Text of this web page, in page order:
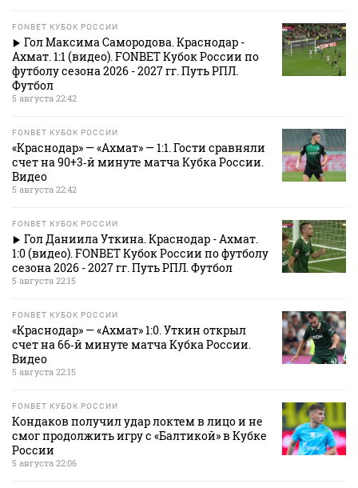
FONBET КУБОК РОССИИ
Гол Максима Самородова. Краснодар -
Ахмат. 1:1 (видео). FONBET Кубок России по
футболу сезона 2026 - 2027 гг. Путь РПЛ.
Футбол
5 августа 22:42
FONBET КУБОК РОССИИ
«Краснодар» — «Ахмат» — 1:1. Гости сравняли
счет на 90+3‑й минуте матча Кубка России.
Видео
5 августа 22:42
FONBET КУБОК РОССИИ
Гол Даниила Уткина. Краснодар - Ахмат.
1:0 (видео). FONBET Кубок России по футболу
сезона 2026 - 2027 гг. Путь РПЛ. Футбол
5 августа 22:15
FONBET КУБОК РОССИИ
«Краснодар» — «Ахмат» 1:0. Уткин открыл
счет на 66‑й минуте матча Кубка России.
Видео
5 августа 22:15
FONBET КУБОК РОССИИ
Кондаков получил удар локтем в лицо и не
смог продолжить игру с «Балтикой» в Кубке
России
5 августа 22:06